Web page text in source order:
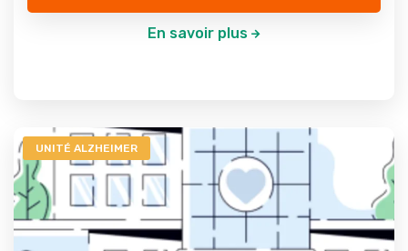
En savoir plus
UNITÉ ALZHEIMER